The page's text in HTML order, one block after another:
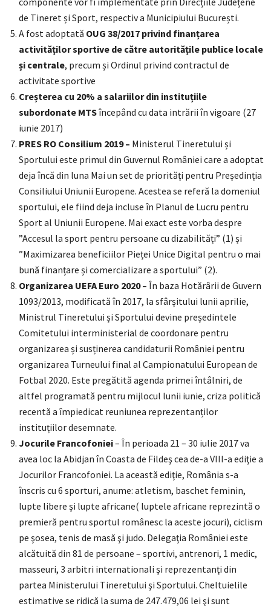
de Tineret și Sport, respectiv a Municipiului București.
A fost adoptată OUG 38/2017 privind finanțarea
activităților sportive de către autoritățile publice locale
și centrale, precum și Ordinul privind contractul de
activitate sportive
Creșterea cu 20% a salariilor din instituțiile
subordonate MTSîncepând cu data intrării în vigoare (27
iunie 2017)
PRES RO Consilium 2019 – Ministerul Tineretului și
Sportului este primul din Guvernul României care a adoptat
deja încă din luna Mai un set de priorități pentru Președinția
Consiliului Uniunii Europene. Acestea se referă la domeniul
sportului, ele fiind deja incluse în Planul de Lucru pentru
Sport al Uniunii Europene. Mai exact este vorba despre
”Accesul la sport pentru persoane cu dizabilități” (1) și
”Maximizarea beneficiilor Pieței Unice Digital pentru o mai
bună finanțare și comercializare a sportului” (2).
Organizarea UEFA Euro 2020 – În baza Hotărârii de Guvern
1093/2013, modificată în 2017, la sfârșitului lunii aprilie,
Ministrul Tineretului și Sportului devine președintele
Comitetului interministerial de coordonare pentru
organizarea și susținerea candidaturii României pentru
organizarea Turneului final al Campionatului European de
Fotbal 2020. Este pregătită agenda primei întâlniri, de
altfel programată pentru mijlocul lunii iunie, criza politică
recentă a împiedicat reuniunea reprezentanților
instituțiilor desemnate.
Jocurile Francofoniei– În perioada 21 – 30 iulie 2017 va
avea loc la Abidjan în Coasta de Fildeş cea de-a VIII-a ediţie a
Jocurilor Francofoniei. La această ediţie, România s-a
înscris cu 6 sporturi, anume: atletism, baschet feminin,
lupte libere şi lupte africane( luptele africane reprezintă o
premieră pentru sportul românesc la aceste jocuri), ciclism
pe şosea, tenis de masă şi judo. Delegaţia României este
alcătuită din 81 de persoane – sportivi, antrenori, 1 medic,
masseuri, 3 arbitri internationali şi reprezentanţi din
partea Ministerului Tineretului şi Sportului. Cheltuielile
estimative se ridică la suma de 247.479,06 lei şi sunt